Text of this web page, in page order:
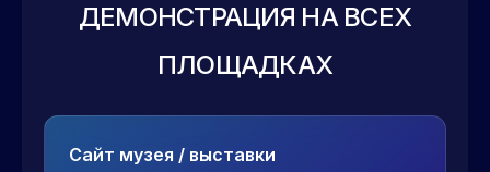
ДЕМОНСТРАЦИЯ НА ВСЕХ
ПЛОЩАДКАХ
Сайт музея / выставки